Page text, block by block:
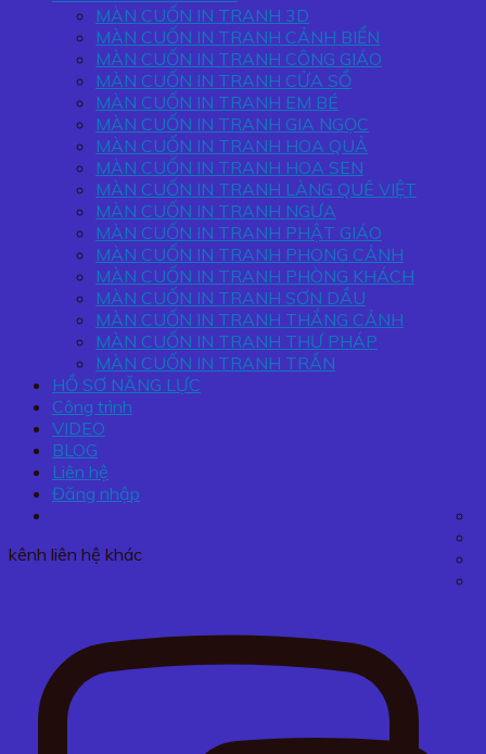
MÀN CUỐN IN TRANH 3D
MÀN CUỐN IN TRANH CẢNH BIỂN
MÀN CUỐN IN TRANH CÔNG GIÁO
MÀN CUỐN IN TRANH CỬA SỔ
MÀN CUỐN IN TRANH EM BÉ
MÀN CUỐN IN TRANH GIA NGỌC
MÀN CUỐN IN TRANH HOA QUẢ
MÀN CUỐN IN TRANH HOA SEN
MÀN CUỐN IN TRANH LÀNG QUÊ VIỆT
MÀN CUỐN IN TRANH NGỰA
MÀN CUỐN IN TRANH PHẬT GIÁO
MÀN CUỐN IN TRANH PHONG CẢNH
MÀN CUỐN IN TRANH PHÒNG KHÁCH
MÀN CUỐN IN TRANH SƠN DẦU
MÀN CUỐN IN TRANH THẮNG CẢNH
MÀN CUỐN IN TRANH THƯ PHÁP
MÀN CUỐN IN TRANH TRẦN
HỒ SƠ NĂNG LỰC
Công trình
VIDEO
BLOG
Liên hệ
Đăng nhập
kênh liên hệ khác